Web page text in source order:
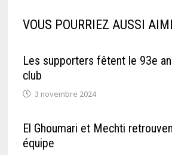
VOUS POURRIEZ AUSSI
Les supporters fêtent le 93e
club
3 novembre 2024
El Ghoumari et Mechti
équipe